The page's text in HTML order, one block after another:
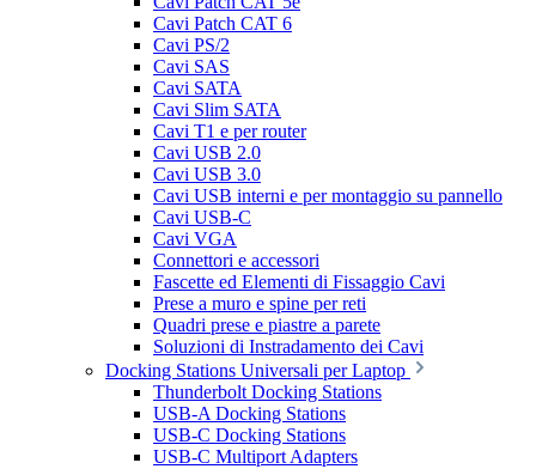
Cavi Patch CAT 6
Cavi PS/2
Cavi SAS
Cavi SATA
Cavi Slim SATA
Cavi T1 e per router
Cavi USB 2.0
Cavi USB 3.0
Cavi USB interni e per montaggio su pannello
Cavi USB-C
Cavi VGA
Connettori e accessori
Fascette ed Elementi di Fissaggio Cavi
Prese a muro e spine per reti
Quadri prese e piastre a parete
Soluzioni di Instradamento dei Cavi
Docking Stations Universali per Laptop
Thunderbolt Docking Stations
USB-A Docking Stations
USB-C Docking Stations
USB-C Multiport Adapters